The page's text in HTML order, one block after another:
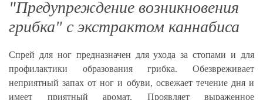
"Предупреждение возникновения
грибка" с экстрактом каннабиса
Спрей для ног предназначен для ухода за стопами и для
профилактики образования грибка. Обезвреживает
неприятный запах от ног и обуви, освежает течение дня и
имеет приятный аромат. Проявляет выраженное